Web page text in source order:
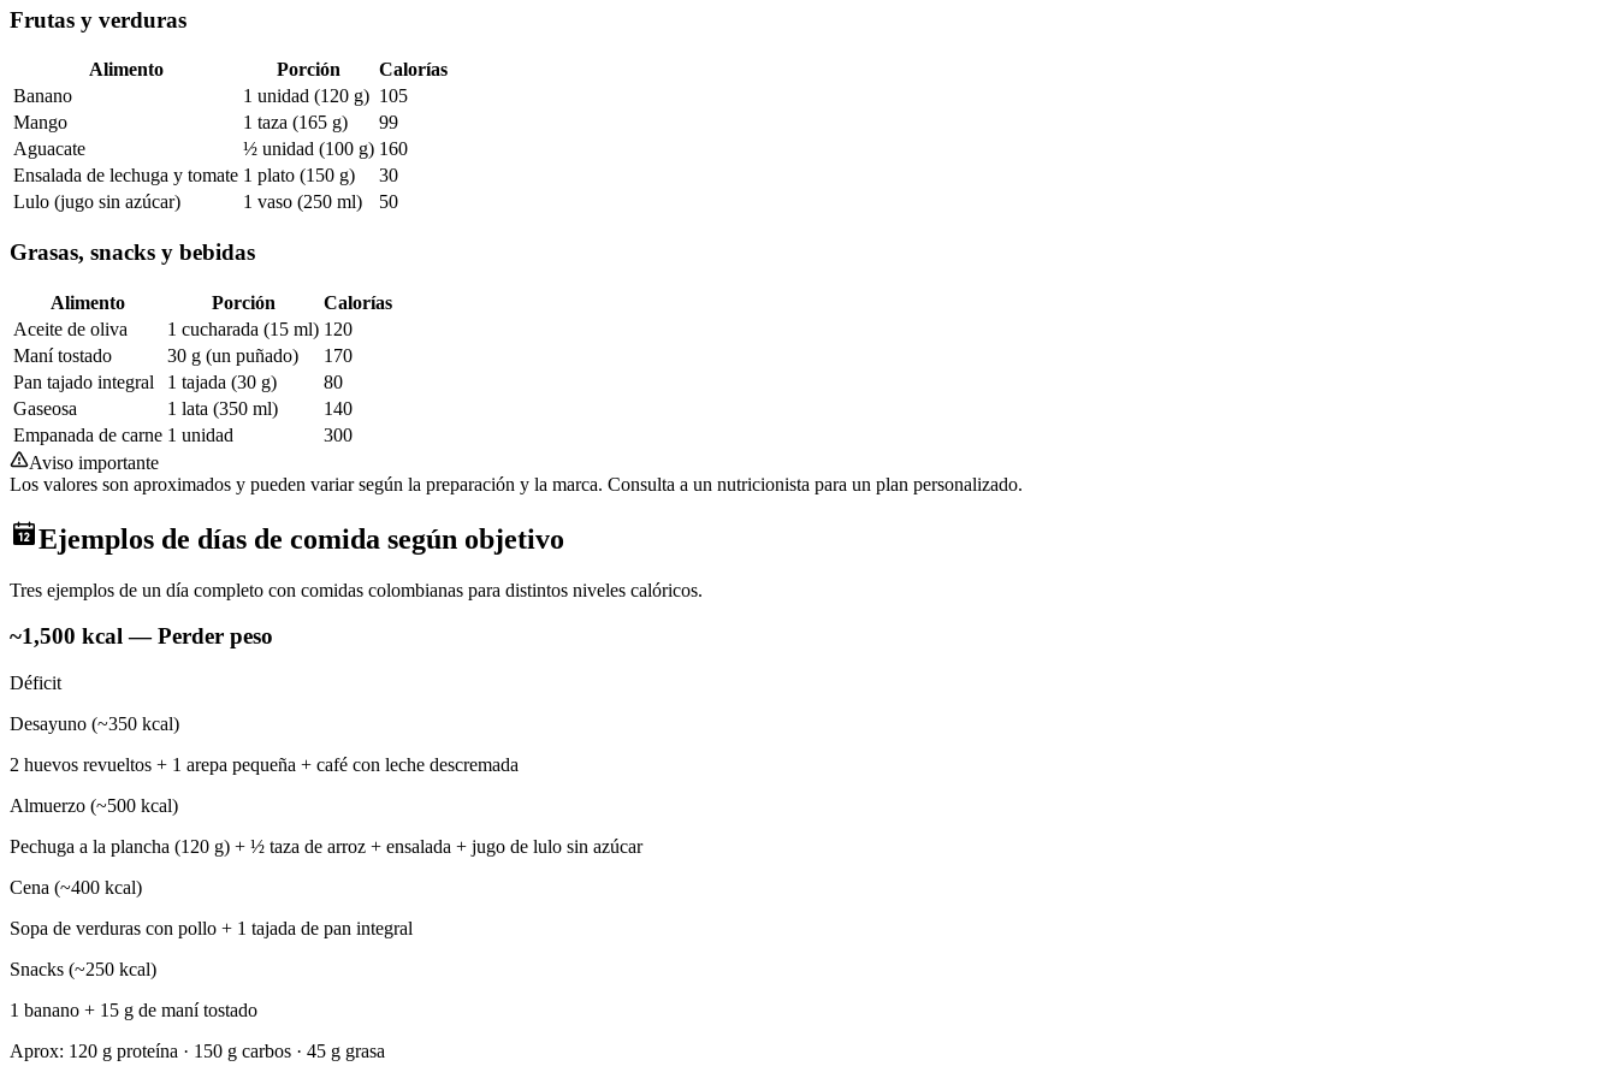
Frutas y verduras
Alimento Porción
Calorías
Banano
1 unidad (120 g) 105
Mango
1 taza (165 g)
99
Aguacate
½ unidad (100 g) 160
Ensalada de lechuga y tomate 1 plato (150 g)
30
Lulo (jugo sin azúcar)
1 vaso (250 ml) 50
Grasas, snacks y bebidas
Alimento Porción
Calorías
Aceite de oliva
1 cucharada (15 ml) 120
Maní tostado
30 g (un puñado)
170
Pan tajado integral
1 tajada (30 g)
80
Gaseosa
1 lata (350 ml)
140
Empanada de carne 1 unidad
300
Aviso importante
Los valores son aproximados y pueden variar según la preparación y la marca. Consulta a un nutricionista para un plan personalizado.
Ejemplos de días de comida según objetivo
Tres ejemplos de un día completo con comidas colombianas para distintos niveles calóricos.
~1,500 kcal — Perder peso
Déficit
Desayuno (~350 kcal)
2 huevos revueltos + 1 arepa pequeña + café con leche descremada
Almuerzo (~500 kcal)
Pechuga a la plancha (120 g) + ½ taza de arroz + ensalada + jugo de lulo sin azúcar
Cena (~400 kcal)
Sopa de verduras con pollo + 1 tajada de pan integral
Snacks (~250 kcal)
1 banano + 15 g de maní tostado
Aprox: 120 g proteína · 150 g carbos · 45 g grasa